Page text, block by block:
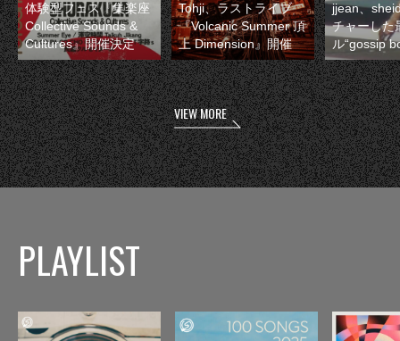
体験型フェス『集楽座
Collective Sounds &
Cultures』開催決定
Tohji、ラストライブ
『Volcanic Summer 頂
上 Dimension』開催
jjean、
チャーした
ル“gossip
VIEW MORE
PLAYLIST